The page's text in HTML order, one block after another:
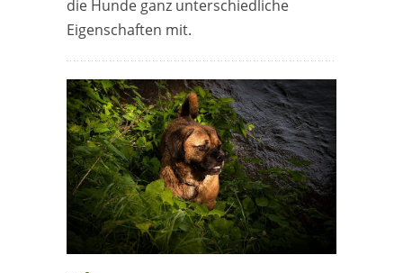
die Hunde ganz unterschiedliche
Eigenschaften mit.